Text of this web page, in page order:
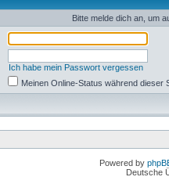
Bitte melde dich an, um
Ich habe mein Passwort vergessen
Meinen Online-Status während dieser
Powered by
Deutsche